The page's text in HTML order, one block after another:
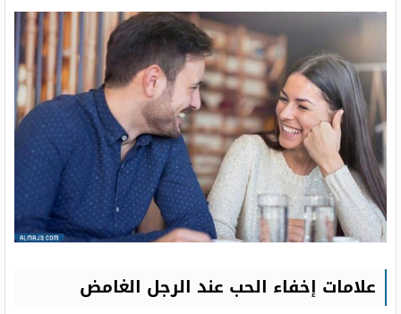
علامات إخفاء الحب عند الرجل الغامض